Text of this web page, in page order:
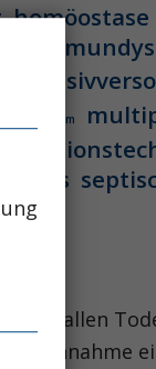
homöostase
mikrobiom
sepsis
Unter allen